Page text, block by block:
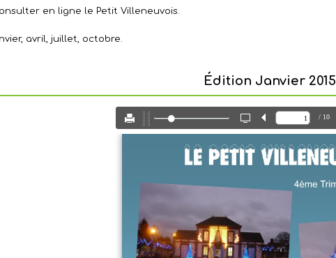
en ligne le Petit Villeneuvois.
avril, juillet, octobre.
Édition Janvier 2015